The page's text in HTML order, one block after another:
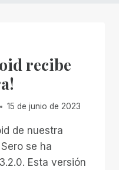
recibe
15 de junio de 2023
de nuestra
se ha
Esta versión